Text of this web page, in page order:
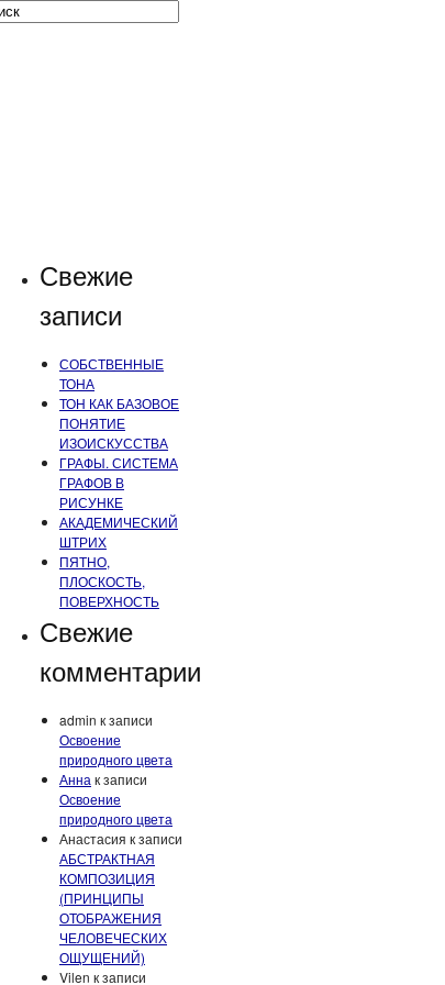
Свежие
записи
СОБСТВЕННЫЕ
ТОНА
ТОН КАК БАЗОВОЕ
ПОНЯТИЕ
ИЗОИСКУССТВА
ГРАФЫ. СИСТЕМА
ГРАФОВ В
РИСУНКЕ
АКАДЕМИЧЕСКИЙ
ШТРИХ
ПЯТНО,
ПЛОСКОСТЬ,
ПОВЕРХНОСТЬ
Свежие
комментарии
admin к записи
Освоение
природного цвета
Анна к записи
Освоение
природного цвета
Анастасия к записи
АБСТРАКТНАЯ
КОМПОЗИЦИЯ
(ПРИНЦИПЫ
ОТОБРАЖЕНИЯ
ЧЕЛОВЕЧЕСКИХ
ОЩУЩЕНИЙ)
Vilen к записи